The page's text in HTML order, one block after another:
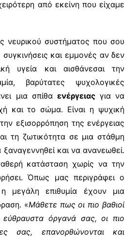
από εκείνη που είχαμε
νευρικού συστήματος που σου
συγκινήσεις και εμμονές αν δεν
υγεία και αισθάνεσαι την
βαρύτατες ψυχολογικές
μια σπίθαενέργειας για να
και το σώμα. Είναι η ψυχική
εξισορρόπηση της ενέργειας
τη ζωτικότητα σε μια στάθμη
και να ανανεωθεί.
κατάσταση χωρίς να την
Όπως μας περιγράφει ο
επιθυμία έχουν μια
«Μάθετε πως οι πιο βαθιοί
εύθραυστα όργανά σας, οι πιο
σας, επανορθώνονται και